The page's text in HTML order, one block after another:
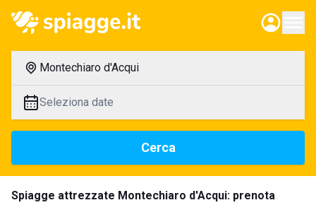
Montechiaro d'Acqui
Seleziona date
Cerca
Spiagge attrezzate Montechiaro d'Acqui: prenota